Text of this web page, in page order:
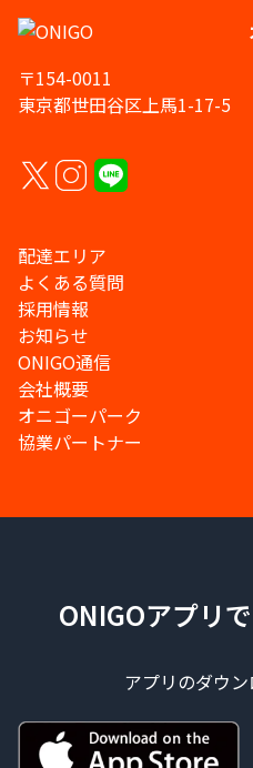
〒154-0011
東京都世田谷区上馬1-17-5
配達エリア
よくある質問
採用情報
お知らせ
ONIGO通信
会社概要
オニゴーパーク
協業パートナー
ONIGOアプリ
アプリのダウ